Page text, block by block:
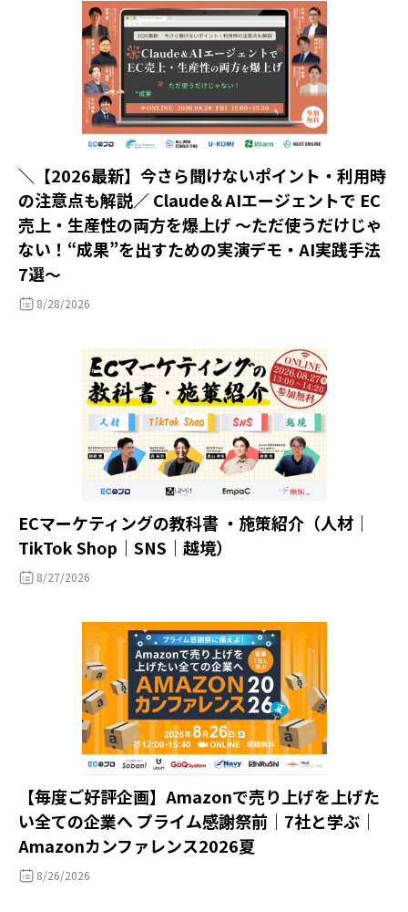
＼【2026最新】今さら聞けないポイント・利用時
の注意点も解説／ Claude＆AIエージェントで EC
売上・生産性の両方を爆上げ ～ただ使うだけじゃ
ない！“成果”を出すための実演デモ・AI実践手法
7選～
8/28/2026
ECマーケティングの教科書 ・施策紹介（人材｜
TikTok Shop｜SNS｜越境）
8/27/2026
【毎度ご好評企画】Amazonで売り上げを上げた
い全ての企業へ プライム感謝祭前｜7社と学ぶ｜
Amazonカンファレンス2026夏
8/26/2026